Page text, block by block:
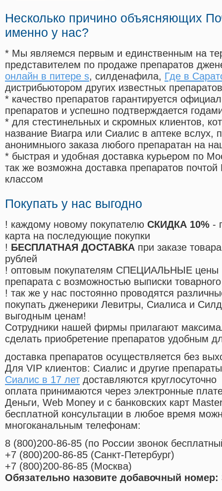
Несколько причино объясняющих
именно у нас?
* Мы являемся первым и единственным на
представителем по продаже препаратов
онлайн в питере s, силденафила, Где в
дистрибьютором других известных препаратов
* качество препаратов гарантируется
препаратов и успешно подтверждается
* для стестинельных и скромных клиентов,
название Виагра или Сиалис в аптеке вслух,
анонимныого заказа любого препаратан на
* быстрая и удобная доставка курьером по
так же возможна доставка препаратов
классом
Покупать у нас выгодно
! каждому новому покупателю СКИДКА 10% -
карта на последующие покупки
! БЕСПЛАТНАЯ ДОСТАВКА при заказе
рублей
! оптовым покупателям СПЕЦИАЛЬНЫЕ цены
препарата с возможностью выписки
! так же у нас постоянно проводятся
покупать дженерики Левитры, Сиалиса и
выгодным ценам!
Cотрудники нашей фирмы прилагают
сделать приобретение препаратов удобным
доставка препаратов осуществляется без
Для VIP клиентов: Сиалис и другие
Сиалис в 17 лет доставляются круглосуточно
оплата принимаются через электронные
Деньги, Web Money и с банковских карт
бесплатной консультации в любое время
многоканальным телефонам:
8 (800)200-86-85 (по России звонок
+7 (800)200-86-85 (Санкт-Петербург)
+7 (800)200-86-85 (Москва)
Обязательно назовите добавочный номер: